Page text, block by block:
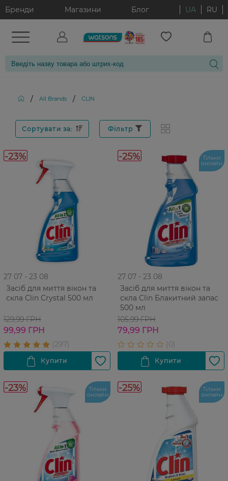
Бренди Магазини Блог UA RU
/ All Brands / CLIN
Сортувати за: Фільтр
-23%
27 07 - 23 08
Засіб для миття вікон та
cкла Clin Crystal 500 мл
129,99 ГРН
99,99 ГРН
-25% Тільки
онлайн
27 07 - 23 08
Засіб для миття вікон та
скла Clin Блакитний запас
500 мл
105,99 ГРН
79,99 ГРН
-23% Тільки
онлайн
-25% Тільки
онлайн